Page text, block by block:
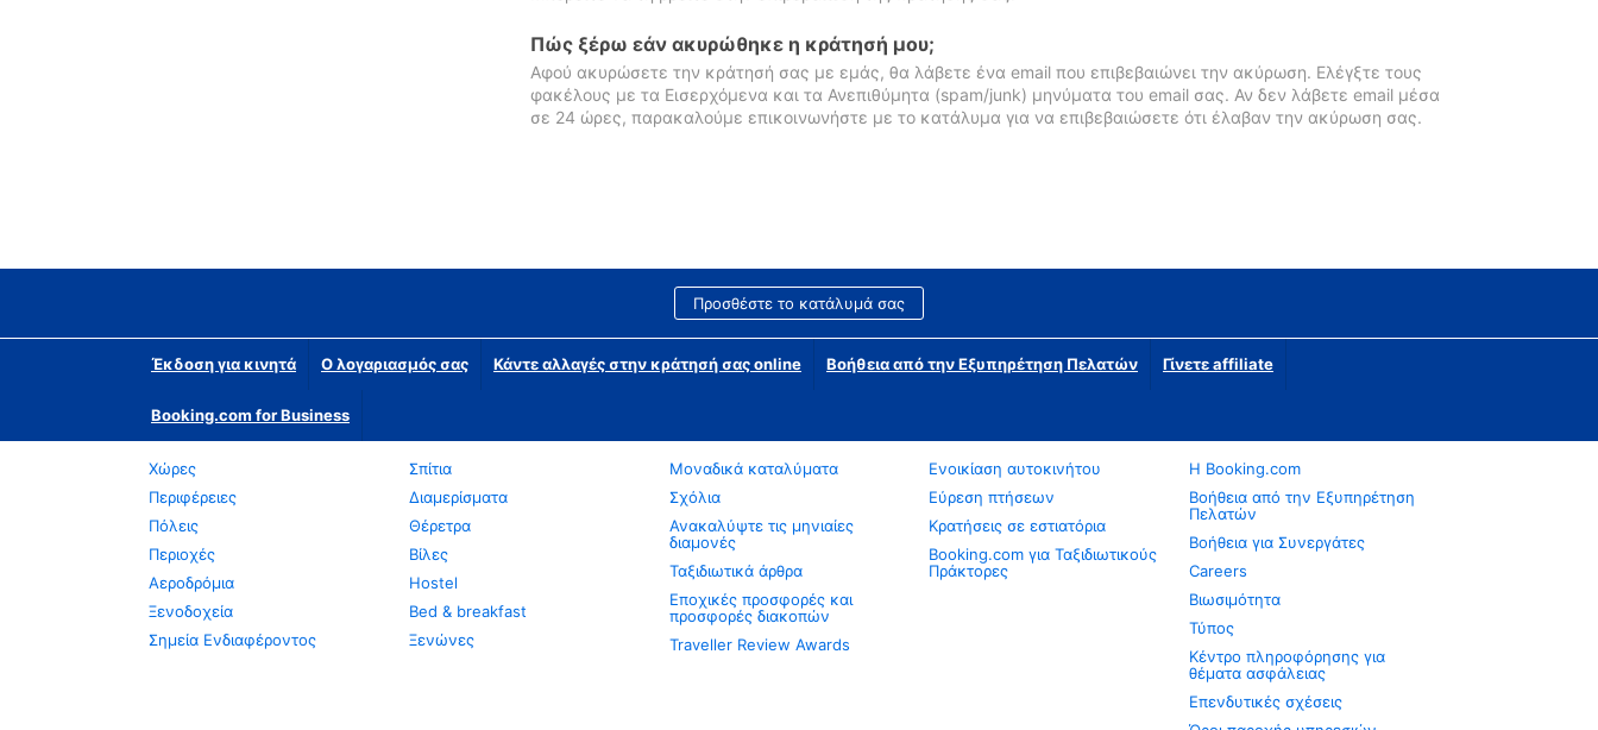
Πώς ξέρω εάν ακυρώθηκε η κράτησή μου;
Αφού ακυρώσετε την κράτησή σας με εμάς, θα λάβετε ένα email που επιβεβαιώνει την ακύρωση. Ελέγξτε τους
φακέλους με τα Εισερχόμενα και τα Ανεπιθύμητα (spam/junk) μηνύματα του email σας. Αν δεν λάβετε email μέσα
σε 24 ώρες, παρακαλούμε επικοινωνήστε με το κατάλυμα για να επιβεβαιώσετε ότι έλαβαν την ακύρωση σας.
Προσθέστε το κατάλυμά σας
Έκδοση για κινητά Ο λογαριασμός σας Κάντε αλλαγές στην κράτησή σας online Βοήθεια από την Εξυπηρέτηση Πελατών Γίνετε affiliate
Booking.com for Business
Χώρες
Περιφέρειες
Πόλεις
Περιοχές
Αεροδρόμια
Ξενοδοχεία
Σημεία Ενδιαφέροντος
Σπίτια
Διαμερίσματα
Θέρετρα
Βίλες
Hostel
Bed & breakfast
Ξενώνες
Μοναδικά καταλύματα
Σχόλια
Ανακαλύψτε τις μηνιαίες
διαμονές
Ταξιδιωτικά άρθρα
Εποχικές προσφορές και
προσφορές διακοπών
Traveller Review Awards
Ενοικίαση αυτοκινήτου
Εύρεση πτήσεων
Κρατήσεις σε εστιατόρια
Booking.com για Ταξιδιωτικούς
Πράκτορες
Η Booking.com
Βοήθεια από την Εξυπηρέτηση
Πελατών
Βοήθεια για Συνεργάτες
Careers
Βιωσιμότητα
Τύπος
Κέντρο πληροφόρησης για
θέματα ασφάλειας
Επενδυτικές σχέσεις